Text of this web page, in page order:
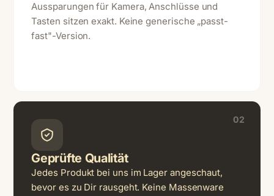
Aussparungen für Kamera, Anschlüsse und
Tasten sitzen exakt. Keine generische „passt-
fast"-Version.
02
Geprüfte Qualität
Jedes Produkt bei uns im Lager angeschaut,
bevor es zu Dir rausgeht. Keine Massenware